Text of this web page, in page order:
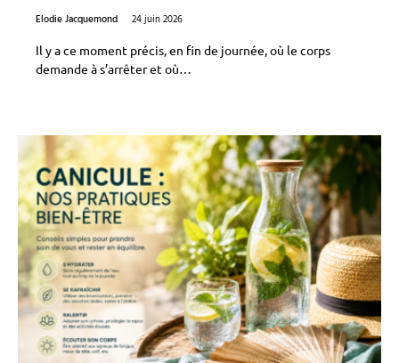
Elodie Jacquemond
24 juin 2026
Il y a ce moment précis, en fin de journée, où le corps
demande à s’arrêter et où…